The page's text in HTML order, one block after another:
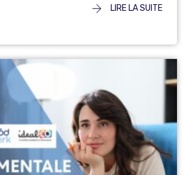
LIRE LA SUITE